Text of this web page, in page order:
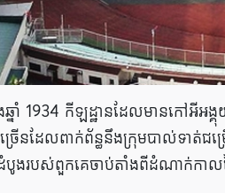
ាំ 1934 កីឡដ្ឋានដែលមានកៅអីអង្គុ
ច្រើនដែលពាក់ព័ន្ធនឹងក្រុមបាល់ទាត់
ដំបូងរបស់ពួកគេចាប់តាំងពីដំណាក់កា